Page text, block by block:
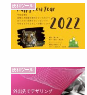
便利ツール
便利ツール